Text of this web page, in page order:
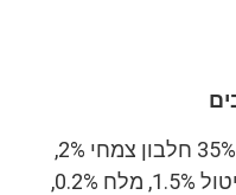
מרכיבים: עור גולמי 58.2%, ברווז 35% חלבון צמחי 2%,
קמח חיטה 2%, גליצרין 2%, סורביטול 1.5%, מלח 0.2%,